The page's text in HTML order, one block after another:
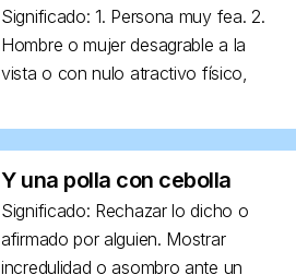
Significado: 1. Persona muy fea. 2.
Hombre o mujer desagrable a la
vista o con nulo atractivo físico,
Y una polla con cebolla
Significado: Rechazar lo dicho o
afirmado por alguien. Mostrar
incredulidad o asombro ante un